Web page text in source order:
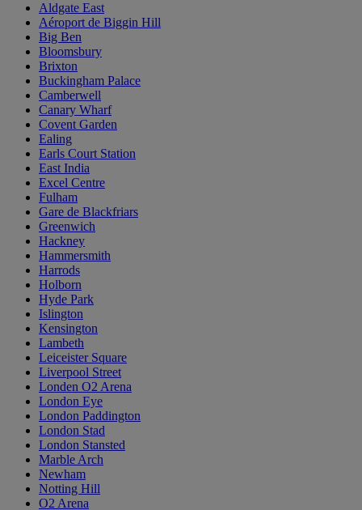
Aldgate East
Aéroport de Biggin Hill
Big Ben
Bloomsbury
Brixton
Buckingham Palace
Camberwell
Canary Wharf
Covent Garden
Ealing
Earls Court Station
East India
Excel Centre
Fulham
Gare de Blackfriars
Greenwich
Hackney
Hammersmith
Harrods
Holborn
Hyde Park
Islington
Kensington
Lambeth
Leiceister Square
Liverpool Street
Londen O2 Arena
London Eye
London Paddington
London Stad
London Stansted
Marble Arch
Newham
Notting Hill
O2 Arena